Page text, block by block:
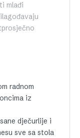
mlađi
radnom
iz
dječurlije i
sve sa stola